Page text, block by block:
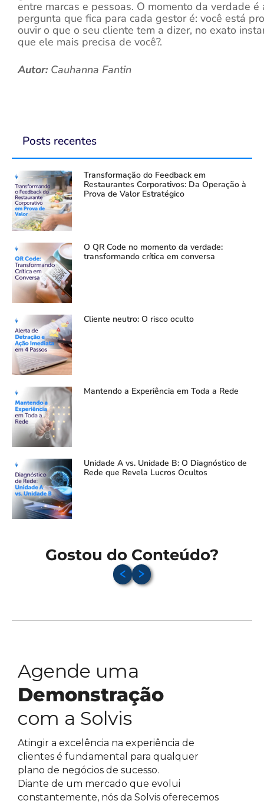
entre marcas e pessoas. O momento da verdade é
pergunta que fica para cada gestor é: você está
ouvir o que o seu cliente tem a dizer, no exato
que ele mais precisa de você?.
Autor: Cauhanna Fantin
Posts recentes
Transformação do Feedback em
Restaurantes Corporativos: Da Operação à
Prova de Valor Estratégico
O QR Code no momento da verdade:
transformando crítica em conversa
Cliente neutro: O risco oculto
Mantendo a Experiência em Toda a Rede
Unidade A vs. Unidade B: O Diagnóstico de
Rede que Revela Lucros Ocultos
Gostou do Conteúdo?
Agende uma
Demonstração
com a Solvis
Atingir a excelência na experiência de
clientes é fundamental para qualquer
plano de negócios de sucesso.
Diante de um mercado que evolui
constantemente, nós da Solvis oferecemos